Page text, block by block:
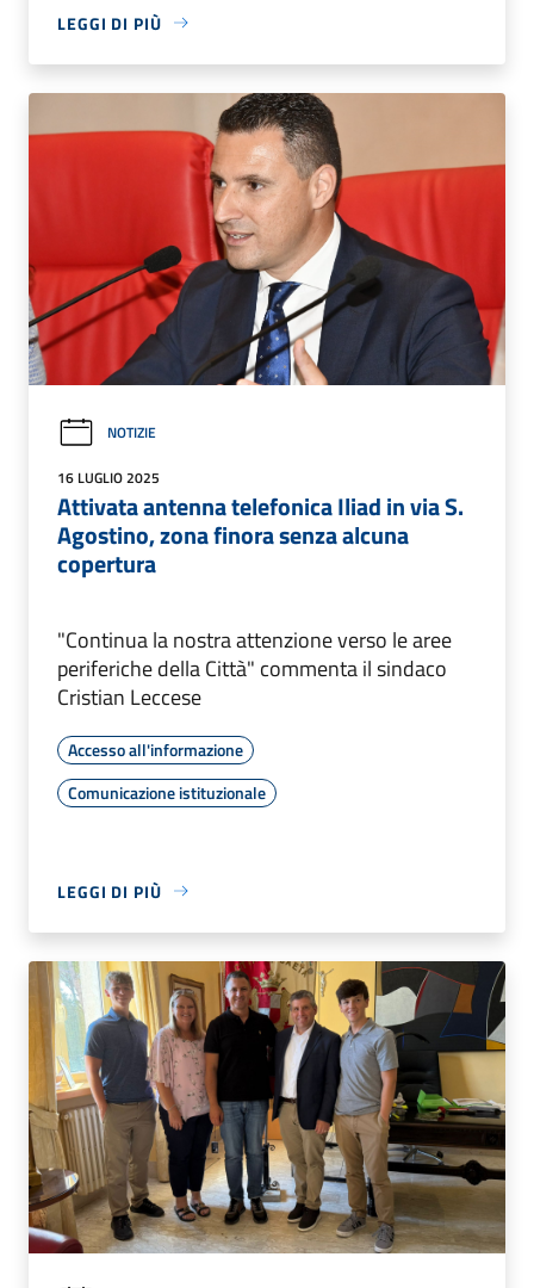
LEGGI DI PIÙ
NOTIZIE
16 LUGLIO 2025
Attivata antenna telefonica Iliad in via S.
Agostino, zona finora senza alcuna
copertura
"Continua la nostra attenzione verso le aree
periferiche della Città" commenta il sindaco
Cristian Leccese
Accesso all'informazione
Comunicazione istituzionale
LEGGI DI PIÙ